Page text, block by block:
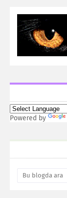
Powered by